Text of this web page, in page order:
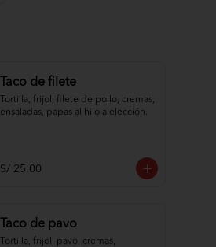
Taco de filete
Tortilla, frijol, filete de pollo, cremas,
ensaladas, papas al hilo a elección.
S/ 25.00
Taco de pavo
Tortilla, frijol, pavo, cremas,